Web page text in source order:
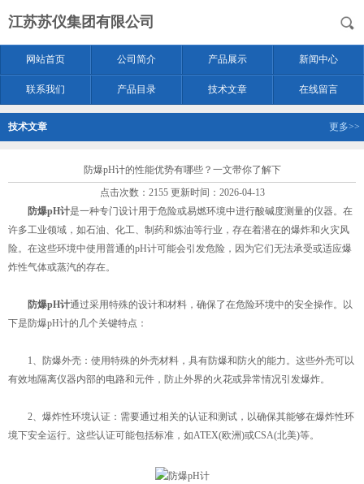
江苏苏仪集团有限公司
网站首页 公司简介 产品展示 新闻中心
联系我们 产品目录 技术文章 在线留言
技术文章 更多>>
防爆pH计的性能优势有哪些？一文带你了解下
点击次数：2155 更新时间：2026-04-13
防爆pH计是一种专门设计用于危险或易燃环境中进行酸碱度测量的仪器。在
许多工业领域，如石油、化工、制药和炼油等行业，存在着潜在的爆炸和火灾风
险。在这些环境中使用普通的pH计可能会引发危险，因为它们无法承受或适应爆
炸性气体或蒸汽的存在。
防爆pH计通过采用特殊的设计和材料，确保了在危险环境中的安全操作。以
下是防爆pH计的几个关键特点：
1、防爆外壳：使用特殊的外壳材料，具有防爆和防火的能力。这些外壳可以
有效地隔离仪器内部的电路和元件，防止外界的火花或异常情况引发爆炸。
2、爆炸性环境认证：需要通过相关的认证和测试，以确保其能够在爆炸性环
境下安全运行。这些认证可能包括标准，如ATEX(欧洲)或CSA(北美)等。